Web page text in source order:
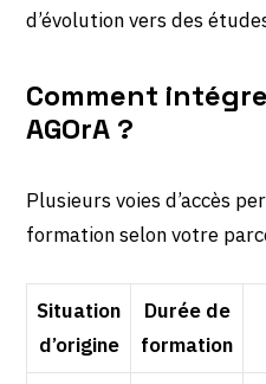
d’évolution vers des
Comment
AGOrA ?
Plusieurs voies d’accès
formation selon votre
Situation
d’origine
Durée de
formation